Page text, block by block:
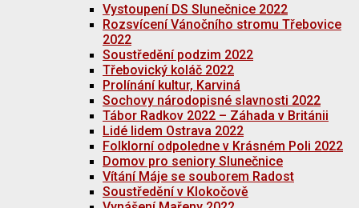
Vystoupení DS Slunečnice 2022
Rozsvícení Vánočního stromu Třebovice
2022
Soustředění podzim 2022
Třebovický koláč 2022
Prolínání kultur, Karviná
Sochovy národopisné slavnosti 2022
Tábor Radkov 2022 – Záhada v Británii
Lidé lidem Ostrava 2022
Folklorní odpoledne v Krásném Poli 2022
Domov pro seniory Slunečnice
Vítání Máje se souborem Radost
Soustředění v Klokočově